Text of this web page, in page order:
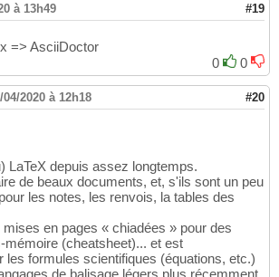
à 13h49 #19
=> AsciiDoctor
0
0
04/2020 à 12h18 #20
LaTeX depuis assez longtemps.
de beaux documents, et, s'ils sont un peu
les notes, les renvois, la tables des
en pages « chiadées » pour des
mémoire (cheatsheet)... et est
les formules scientifiques (équations, etc.)
de balisage légers plus récemment,